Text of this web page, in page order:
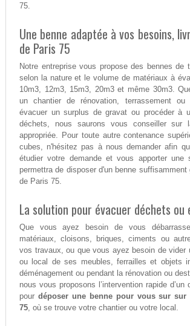
75.
Une benne adaptée à vos besoins,
de Paris 75
Notre entreprise vous propose des bennes de
selon la nature et le volume de matériaux à
10m3, 12m3, 15m3, 20m3 et même 30m3.
un chantier de rénovation, terrassement ou
évacuer un surplus de gravat ou procéder à
déchets, nous saurons vous conseiller sur
appropriée. Pour toute autre contenance
cubes, n'hésitez pas à nous demander afin
étudier votre demande et vous apporter une
permettra de disposer d'un benne
de Paris 75.
La solution pour évacuer déchets ou
Que vous ayez besoin de vous
matériaux, cloisons, briques, ciments ou
vos travaux, ou que vous ayez besoin de vider
ou local de ses meubles, ferrailles et objets
déménagement ou pendant la rénovation ou
nous vous proposons l’intervention rapide d’un
pour déposer une benne pour vous sur
75, où se trouve votre chantier ou votre local.